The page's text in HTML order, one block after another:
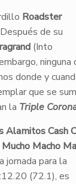
Roadster
de su
(Into
ninguna
donde y
que se
la Triple
Alamitos Cash
Mucho Macho
para la
(72.1), es